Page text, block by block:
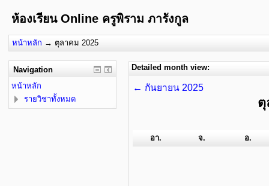
ห้องเรียน Online ครูพิราม ภารังกูล
หน้าหลัก → ตุลาคม 2025
Detailed month view:
← กันยายน 2025
ตุ
อา. จ. อ.
Navigation
หน้าหลัก
รายวิชาทั้งหมด